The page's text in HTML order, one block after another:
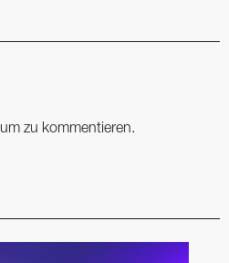
um zu kommentieren.